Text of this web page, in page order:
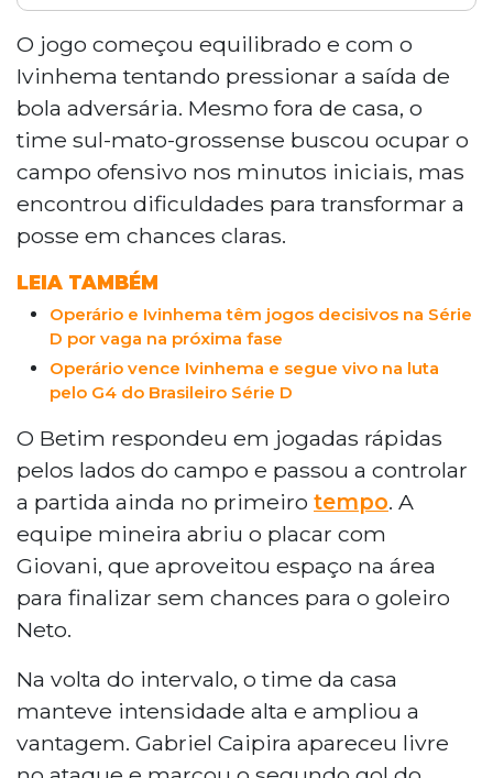
O Ivinhema foi derrotado por 3 a 0 pelo
Betim neste sábado (23), na Arena
Gregorão, em Contagem (MG), pela
oitava rodada do Campeonato Brasileiro
Série D. Giovani, Gabriel Caipira e Erick
Salles marcaram os gols. Com o
resultado, o Betim assumiu a vice-
liderança do Grupo A11, com 12 pontos,
enquanto o Ivinhema caiu para a quarta
colocação, com 11 pontos.
O jogo começou equilibrado e com o
Ivinhema tentando pressionar a saída de
bola adversária. Mesmo fora de casa, o
time sul-mato-grossense buscou ocupar o
campo ofensivo nos minutos iniciais, mas
encontrou dificuldades para transformar a
posse em chances claras.
LEIA TAMBÉM
Operário e Ivinhema têm jogos decisivos na Série
D por vaga na próxima fase
Operário vence Ivinhema e segue vivo na luta
pelo G4 do Brasileiro Série D
O Betim respondeu em jogadas rápidas
pelos lados do campo e passou a controlar
a partida ainda no primeiro tempo. A
equipe mineira abriu o placar com
Giovani, que aproveitou espaço na área
para finalizar sem chances para o goleiro
Neto.
Na volta do intervalo, o time da casa
manteve intensidade alta e ampliou a
vantagem. Gabriel Caipira apareceu livre